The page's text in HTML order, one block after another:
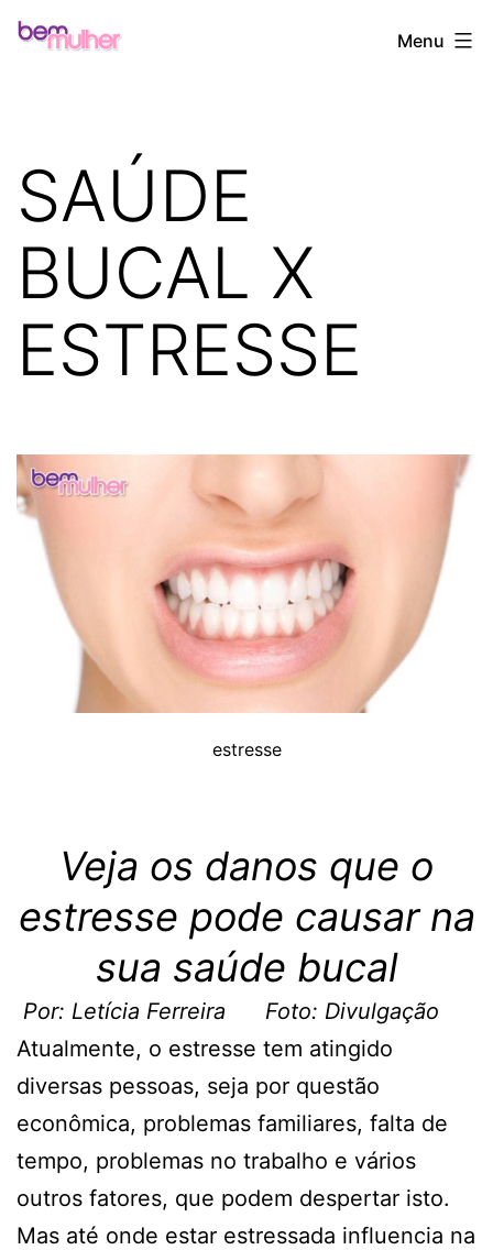
Pular
Bem
Menu
SAÚDE
BUCAL X
ESTRESSE
estresse
Veja os danos que o
estresse pode causar na
sua saúde bucal
Por: Letícia Ferreira Foto: Divulgação
Atualmente, o estresse tem atingido
diversas pessoas, seja por questão
econômica, problemas familiares, falta de
tempo, problemas no trabalho e vários
outros fatores, que podem despertar isto.
Mas até onde estar estressada influencia na